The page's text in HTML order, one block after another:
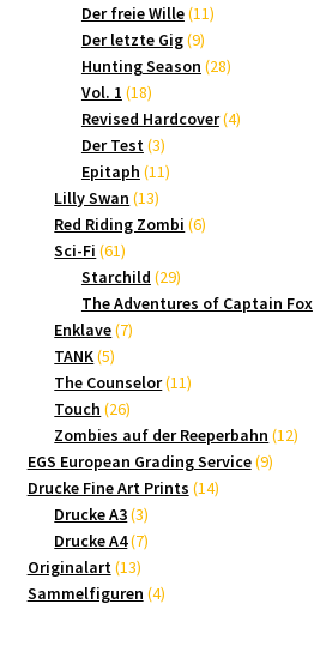
Produkte
Der freie Wille 1111
Der letzte Gig 99
Produkte
Hunting Season 2828
Vol. 1 1818
Produkte
Revised Hardcover 44
Der Test 33
Produkte
Epitaph 1111
Lilly Swan 1313
Produkte
Red Riding Zombi 66
Sci-Fi 6161
Produkte
Starchild 2929
Produkte
The Adventures of Captain Fox
Enklave 77
TANK 55
Produkte
The Counselor 1111
Touch 2626
Produkte
Zombies auf der Reeperbahn 1212
EGS European Grading Service 99
Drucke Fine Art Prints 1414
Drucke A3 33
Produkte
Drucke A4 77
Originalart 1313
Produkte
Sammelfiguren 44